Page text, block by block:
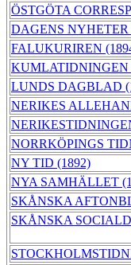
ÖSTGÖTA
DAGENS NYHETER
FALUKURIREN
KUMLATIDNINGEN
LUNDS DAGBLAD
NERIKES
NORRKÖPINGS
NY TID (1892)
NYA SAMHÄLLET
SKÅNSKA
SKÅNSKA